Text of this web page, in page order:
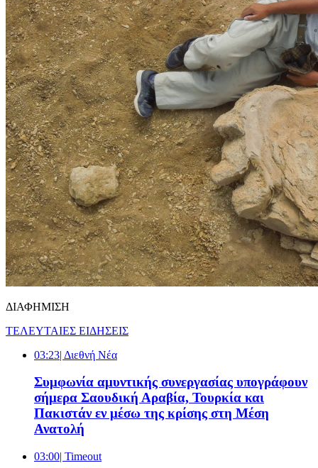
ΔΙΑΦΗΜΙΣΗ
ΤΕΛΕΥΤΑΙΕΣ ΕΙΔΗΣΕΙΣ
03:23| Διεθνή Νέα
Συμφωνία αμυντικής συνεργασίας υπογράφουν
σήμερα Σαουδική Αραβία, Τουρκία και
Πακιστάν εν μέσω της κρίσης στη Μέση
Ανατολή
03:00| Timeout